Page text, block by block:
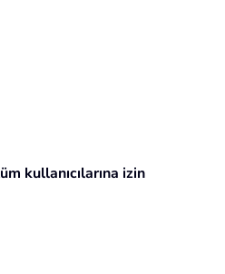
kullanıcılarına izin